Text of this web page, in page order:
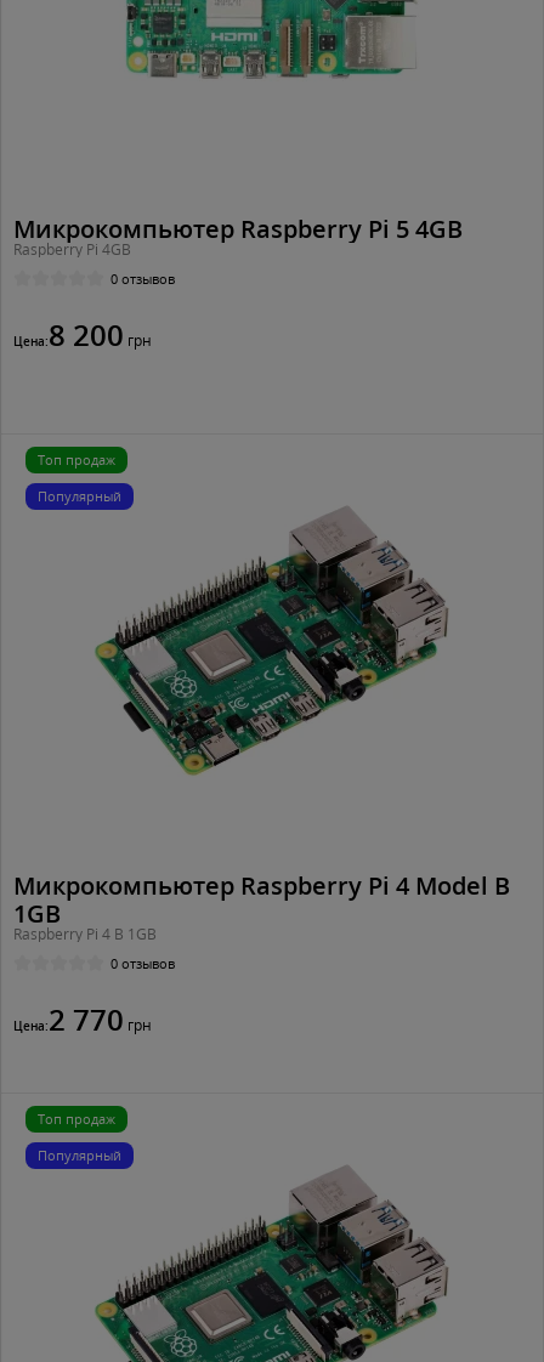
Микрокомпьютер Raspberry Pi 5 4GB
Raspberry Pi 4GB
0 отзывов
Цена:8 200 грн
Топ продаж
Популярный
Микрокомпьютер Raspberry Pi 4 Model B
1GB
Raspberry Pi 4 B 1GB
0 отзывов
Цена:2 770 грн
Топ продаж
Популярный